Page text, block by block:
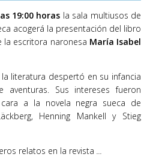
19:00 horas la sala multiusos de
acogerá la presentación del libro
la escritora naronesa María Isabel
literatura despertó en su infancia
Sus intereses fueron
a la novela negra sueca de
Henning Mankell y Stieg
relatos en la revista ...